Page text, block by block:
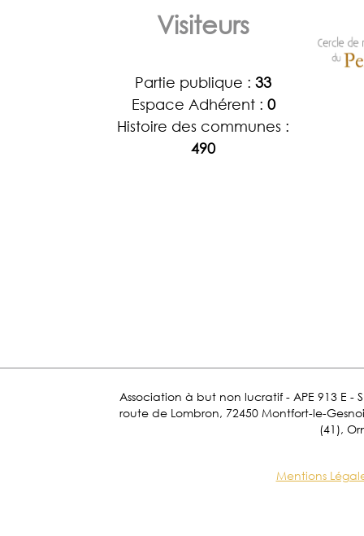
Visiteurs
Partie publique : 33
Espace Adhérent : 0
Histoire des communes :
490
Association à but non lucratif - APE 913 E -
route de Lombron, 72450 Montfort-le-
(41),
Mentions